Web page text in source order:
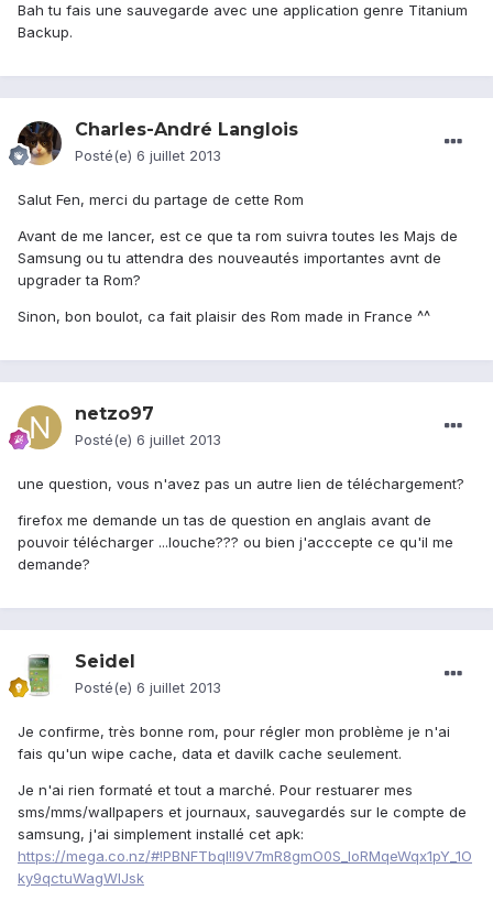
Bah tu fais une sauvegarde avec une application genre Titanium
Backup.
Charles-André Langlois
Posté(e) 6 juillet 2013
Salut Fen, merci du partage de cette Rom
Avant de me lancer, est ce que ta rom suivra toutes les Majs de
Samsung ou tu attendra des nouveautés importantes avnt de
upgrader ta Rom?
Sinon, bon boulot, ca fait plaisir des Rom made in France ^^
netzo97
Posté(e) 6 juillet 2013
une question, vous n'avez pas un autre lien de téléchargement?
firefox me demande un tas de question en anglais avant de
pouvoir télécharger ...louche??? ou bien j'acccepte ce qu'il me
demande?
Seidel
Posté(e) 6 juillet 2013
Je confirme, très bonne rom, pour régler mon problème je n'ai
fais qu'un wipe cache, data et davilk cache seulement.
Je n'ai rien formaté et tout a marché. Pour restuarer mes
sms/mms/wallpapers et journaux, sauvegardés sur le compte de
samsung, j'ai simplement installé cet apk:
https://mega.co.nz/#!PBNFTbqI!I9V7mR8gmO0S_loRMqeWqx1pY_1O
ky9qctuWagWIJsk